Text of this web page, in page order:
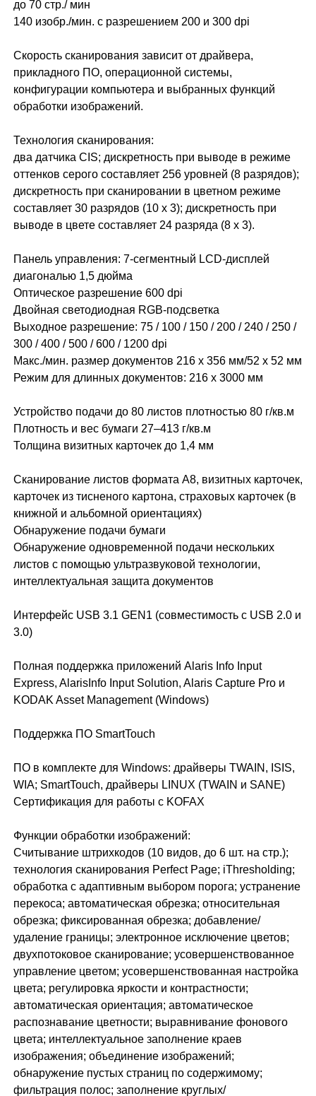
до 70 стр./ мин
140 изобр./мин. с разрешением 200 и 300 dpi
Скорость сканирования зависит от драйвера,
прикладного ПО, операционной системы,
конфигурации компьютера и выбранных функций
обработки изображений.
Технология сканирования:
два датчика CIS; дискретность при выводе в режиме
оттенков серого составляет 256 уровней (8 разрядов);
дискретность при сканировании в цветном режиме
составляет 30 разрядов (10 x 3); дискретность при
выводе в цвете составляет 24 разряда (8 x 3).
Панель управления: 7-сегментный LCD-дисплей
диагональю 1,5 дюйма
Оптическое разрешение 600 dpi
Двойная светодиодная RGB-подсветка
Выходное разрешение: 75 / 100 / 150 / 200 / 240 / 250 /
300 / 400 / 500 / 600 / 1200 dpi
Макс./мин. размер документов 216 x 356 мм/52 x 52 мм
Режим для длинных документов: 216 x 3000 мм
Устройство подачи до 80 листов плотностью 80 г/кв.м
Плотность и вес бумаги 27–413 г/кв.м
Толщина визитных карточек до 1,4 мм
Сканирование листов формата A8, визитных карточек,
карточек из тисненого картона, страховых карточек (в
книжной и альбомной ориентациях)
Обнаружение подачи бумаги
Обнаружение одновременной подачи нескольких
листов с помощью ультразвуковой технологии,
интеллектуальная защита документов
Интерфейс USB 3.1 GEN1 (совместимость с USB 2.0 и
3.0)
Полная поддержка приложений Alaris Info Input
Express, AlarisInfo Input Solution, Alaris Capture Pro и
KODAK Asset Management (Windows)
Поддержка ПО SmartTouch
ПО в комплекте для Windows: драйверы TWAIN, ISIS,
WIA; SmartTouch, драйверы LINUX (TWAIN и SANE)
Сертификация для работы с KOFAX
Функции обработки изображений:
Считывание штрихкодов (10 видов, до 6 шт. на стр.);
технология сканирования Perfect Page; iThresholding;
обработка с адаптивным выбором порога; устранение
перекоса; автоматическая обрезка; относительная
обрезка; фиксированная обрезка; добавление/
удаление границы; электронное исключение цветов;
двухпотоковое сканирование; усовершенствованное
управление цветом; усовершенствованная настройка
цвета; регулировка яркости и контрастности;
автоматическая ориентация; автоматическое
распознавание цветности; выравнивание фонового
цвета; интеллектуальное заполнение краев
изображения; объединение изображений;
обнаружение пустых страниц по содержимому;
фильтрация полос; заполнение круглых/